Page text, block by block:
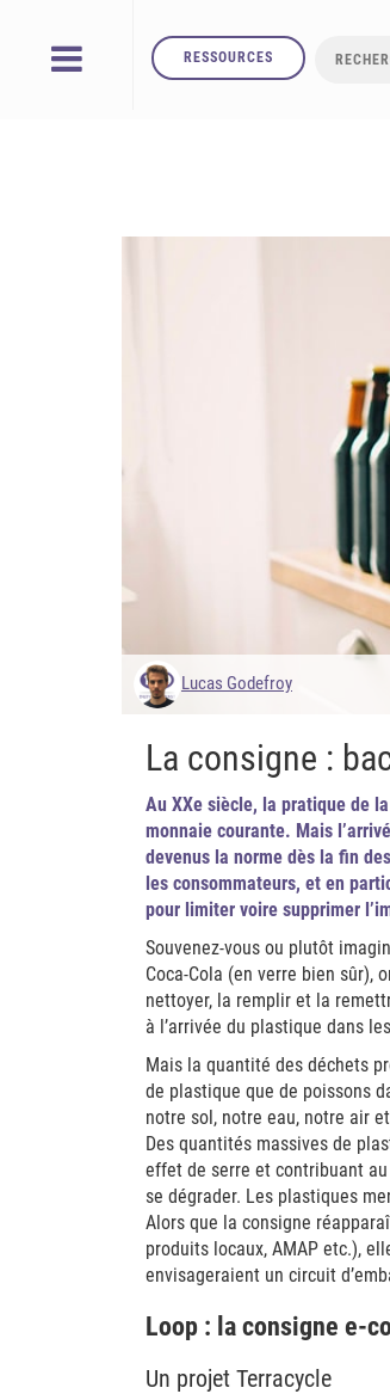
RESSOURCES
Lucas Godefroy
La consigne :
Au XXe siècle, la pratique de
monnaie courante. Mais
devenus la norme dès la fin
les consommateurs, et en
pour limiter voire supprimer
Souvenez-vous ou plutôt
Coca-Cola (en verre bien sûr),
nettoyer, la remplir et la
à l’arrivée du plastique dans
Mais la quantité des déchets
de plastique que de poissons
notre sol, notre eau, notre air
Des quantités massives de
effet de serre et contribuant
se dégrader. Les plastiques
Alors que la consigne
produits locaux, AMAP etc.),
envisageraient un circuit
Loop : la consigne e-
Un projet Terracycle